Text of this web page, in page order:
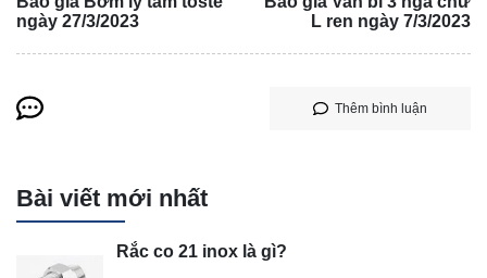
ngày 27/3/2023
L ren ngày 7/3/2023
Thêm bình luận
Bài viết mới nhất
Rắc co 21 inox là gì?